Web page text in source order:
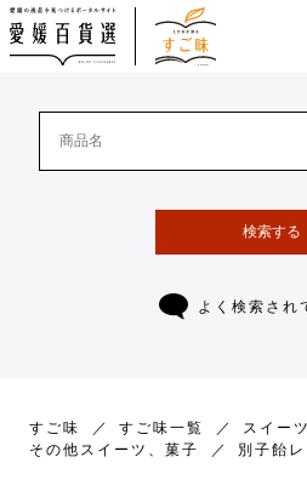
検索する
よく検索され
すご味 すご味一覧
スイー
その他スイーツ、菓子
別子飴